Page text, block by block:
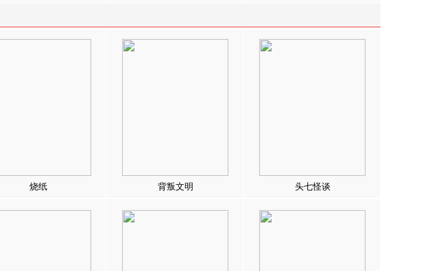
烧纸 背叛文明 头七怪谈